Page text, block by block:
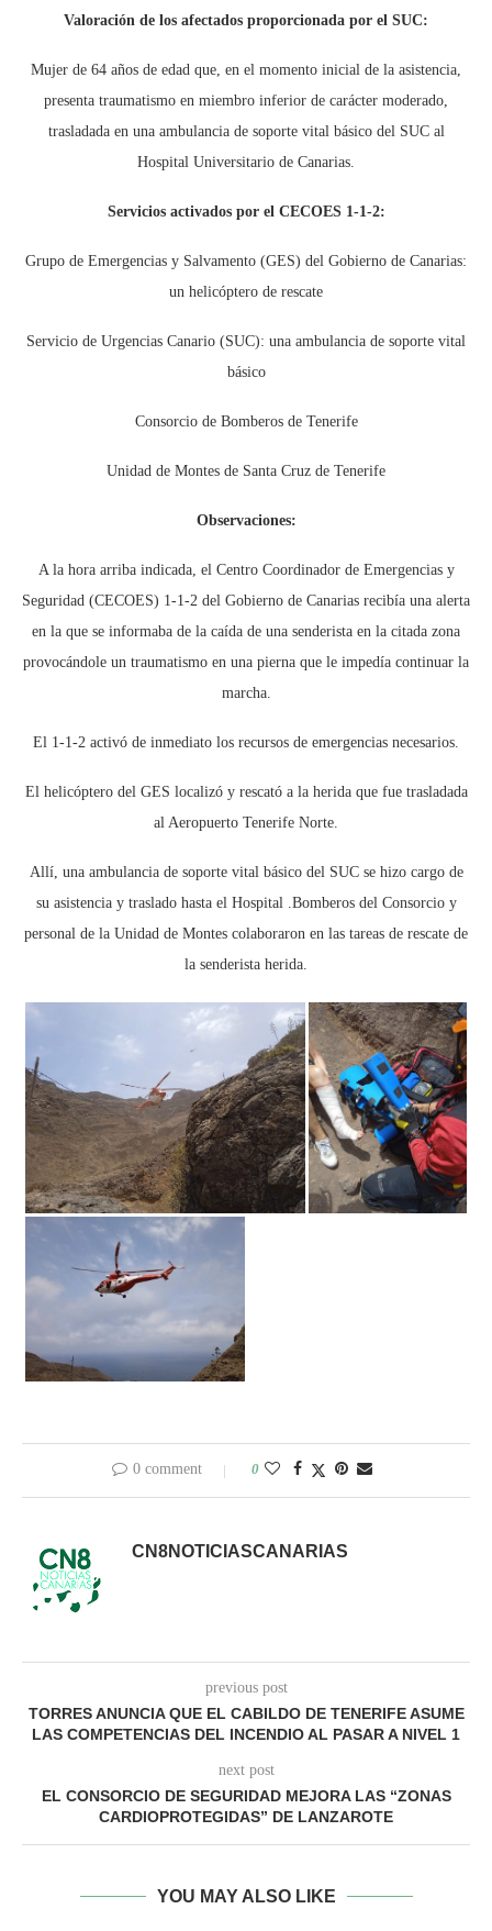
Valoración de los afectados proporcionada por el SUC:
Mujer de 64 años de edad que, en el momento inicial de la asistencia,
presenta traumatismo en miembro inferior de carácter moderado,
trasladada en una ambulancia de soporte vital básico del SUC al
Hospital Universitario de Canarias.
Servicios activados por el CECOES 1-1-2:
Grupo de Emergencias y Salvamento (GES) del Gobierno de Canarias:
un helicóptero de rescate
Servicio de Urgencias Canario (SUC): una ambulancia de soporte vital
básico
Consorcio de Bomberos de Tenerife
Unidad de Montes de Santa Cruz de Tenerife
Observaciones:
A la hora arriba indicada, el Centro Coordinador de Emergencias y
Seguridad (CECOES) 1-1-2 del Gobierno de Canarias recibía una alerta
en la que se informaba de la caída de una senderista en la citada zona
provocándole un traumatismo en una pierna que le impedía continuar la
marcha.
El 1-1-2 activó de inmediato los recursos de emergencias necesarios.
El helicóptero del GES localizó y rescató a la herida que fue trasladada
al Aeropuerto Tenerife Norte.
Allí, una ambulancia de soporte vital básico del SUC se hizo cargo de
su asistencia y traslado hasta el Hospital .Bomberos del Consorcio y
personal de la Unidad de Montes colaboraron en las tareas de rescate de
la senderista herida.
0 comment 0
CN8NOTICIASCANARIAS
previous post
TORRES ANUNCIA QUE EL CABILDO DE TENERIFE ASUME
LAS COMPETENCIAS DEL INCENDIO AL PASAR A NIVEL 1
next post
EL CONSORCIO DE SEGURIDAD MEJORA LAS “ZONAS
CARDIOPROTEGIDAS” DE LANZAROTE
YOU MAY ALSO LIKE